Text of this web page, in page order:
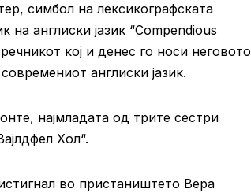
симбол на лексикографската
на англиски јазик “Compendious
кој и денес го носи неговото
англиски јазик.
најмладата од трите сестри
Хол“.
во пристаништето Вера